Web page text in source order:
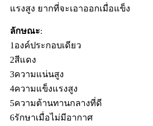
แรงสูง ยากที่จะเอาออกเมื่อแข็ง
ลักษณะ:
1องค์ประกอบเดียว
2สีแดง
3ความแน่นสูง
4ความแข็งแรงสูง
5ความต้านทานกลางที่ดี
6รักษาเมื่อไม่มีอากาศ